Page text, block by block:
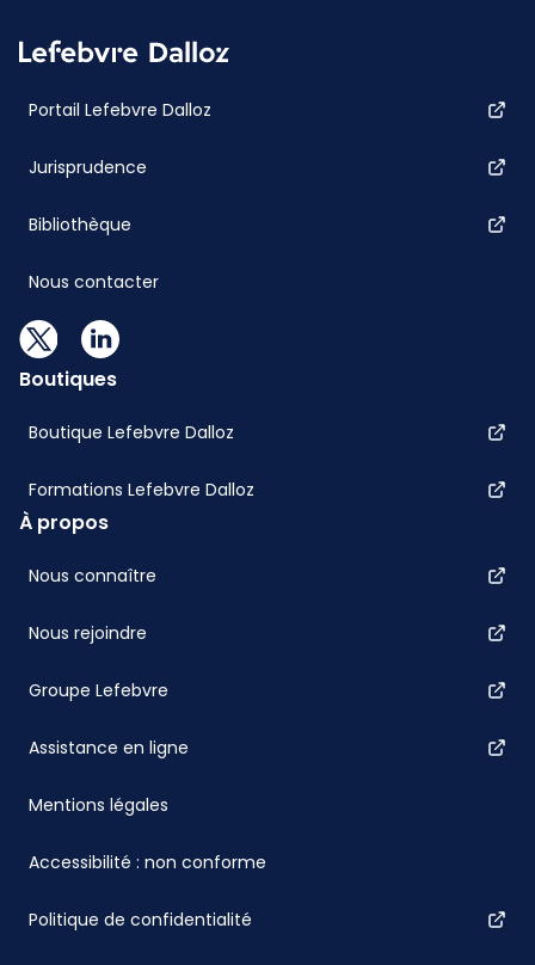
Portail Lefebvre Dalloz
Jurisprudence
Bibliothèque
Nous contacter
Boutiques
Boutique Lefebvre Dalloz
Formations Lefebvre Dalloz
À propos
Nous connaître
Nous rejoindre
Groupe Lefebvre
Assistance en ligne
Mentions légales
Accessibilité : non conforme
Politique de confidentialité